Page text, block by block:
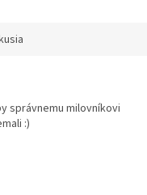
správnemu milovníkovi
:)